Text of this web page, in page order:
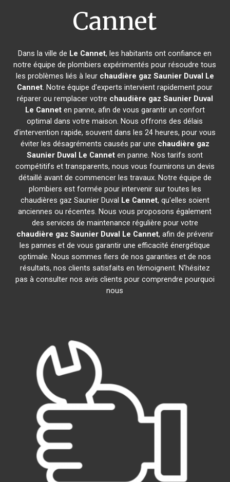
Cannet
Dans la ville de Le Cannet, les habitants ont confiance en
notre équipe de plombiers expérimentés pour résoudre tous
les problèmes liés à leur chaudière gaz Saunier Duval Le
Cannet. Notre équipe d'experts intervient rapidement pour
réparer ou remplacer votre chaudière gaz Saunier Duval
Le Canneten panne, afin de vous garantir un confort
optimal dans votre maison. Nous offrons des délais
d'intervention rapide, souvent dans les 24 heures, pour vous
éviter les désagréments causés par une chaudière gaz
Saunier Duval Le Cannet en panne. Nos tarifs sont
compétitifs et transparents, nous vous fournirons un devis
détaillé avant de commencer les travaux. Notre équipe de
plombiers est formée pour intervenir sur toutes les
chaudières gaz Saunier Duval Le Cannet, qu'elles soient
anciennes ou récentes. Nous vous proposons également
des services de maintenance régulière pour votre
chaudière gaz Saunier Duval Le Cannet, afin de prévenir
les pannes et de vous garantir une efficacité énergétique
optimale. Nous sommes fiers de nos garanties et de nos
résultats, nos clients satisfaits en témoignent. N'hésitez
pas à consulter nos avis clients pour comprendre pourquoi
nous